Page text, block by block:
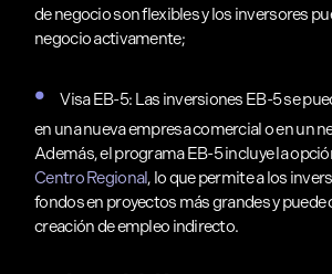
de negocio son flexibles y los inversores
negocio activamente;
Visa EB-5: Las inversiones EB-5 se
en una nueva empresa comercial o en un
Además, el programa EB-5 incluye la
Centro Regional, lo que permite a los
fondos en proyectos más grandes y
creación de empleo indirecto.